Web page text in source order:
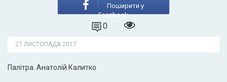
Поширити у
Facebook
0
27 ЛИСТОПАДА 2017
Палітра. Анатолій Калитко